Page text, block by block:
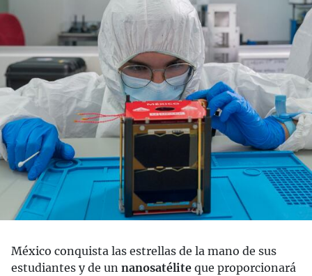
México conquista las estrellas de la mano de sus
estudiantes y de un nanosatélite que proporcionará